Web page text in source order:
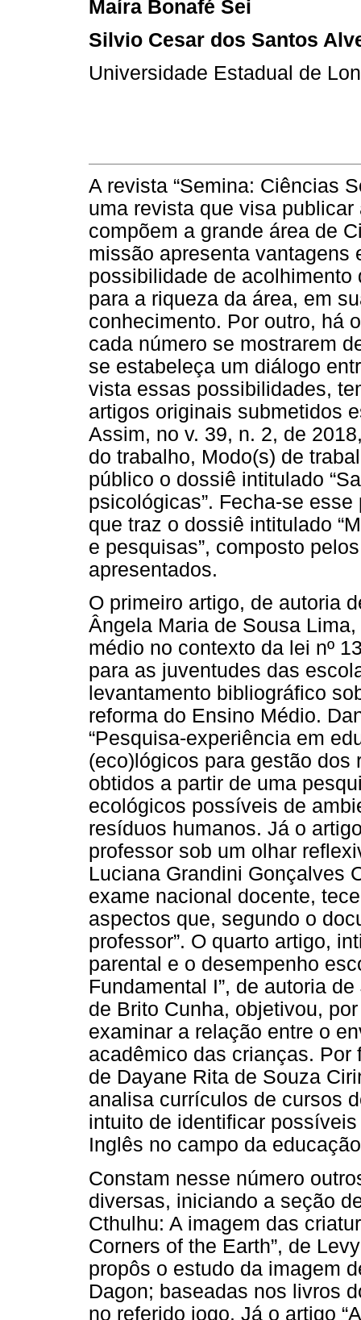
Maíra Bonafé Sei
Silvio Cesar dos Santos
Universidade Estadual de
A revista “Semina: Ciências
uma revista que visa
compõem a grande área de
missão apresenta vantagens
possibilidade de
para a riqueza da área, em
conhecimento. Por outro, há
cada número se mostrarem
se estabeleça um diálogo
vista essas possibilidades,
artigos originais submetidos
Assim, no v. 39, n. 2, de
do trabalho, Modo(s) de
público o dossiê intitulado
psicológicas”. Fecha-se
que traz o dossiê intitulado
e pesquisas”, composto
apresentados.
O primeiro artigo, de autoria
Ângela Maria de Sousa
médio no contexto da lei nº
para as juventudes das
levantamento bibliográfico
reforma do Ensino Médio.
“Pesquisa-experiência em
(eco)lógicos para gestão dos
obtidos a partir de uma
ecológicos possíveis de
resíduos humanos. Já o
professor sob um olhar
Luciana Grandini Gonçalves
exame nacional docente,
aspectos que, segundo o
professor”. O quarto artigo,
parental e o desempenho
Fundamental I”, de autoria
de Brito Cunha, objetivou,
examinar a relação entre o
acadêmico das crianças.
de Dayane Rita de Souza
analisa currículos de cursos
intuito de identificar
Inglês no campo da
Constam nesse número
diversas, iniciando a seção
Cthulhu: A imagem das
Corners of the Earth”, de
propôs o estudo da imagem
Dagon; baseadas nos livros
no referido jogo. Já o artigo